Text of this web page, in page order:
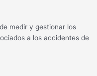
medir y gestionar los
a los accidentes de